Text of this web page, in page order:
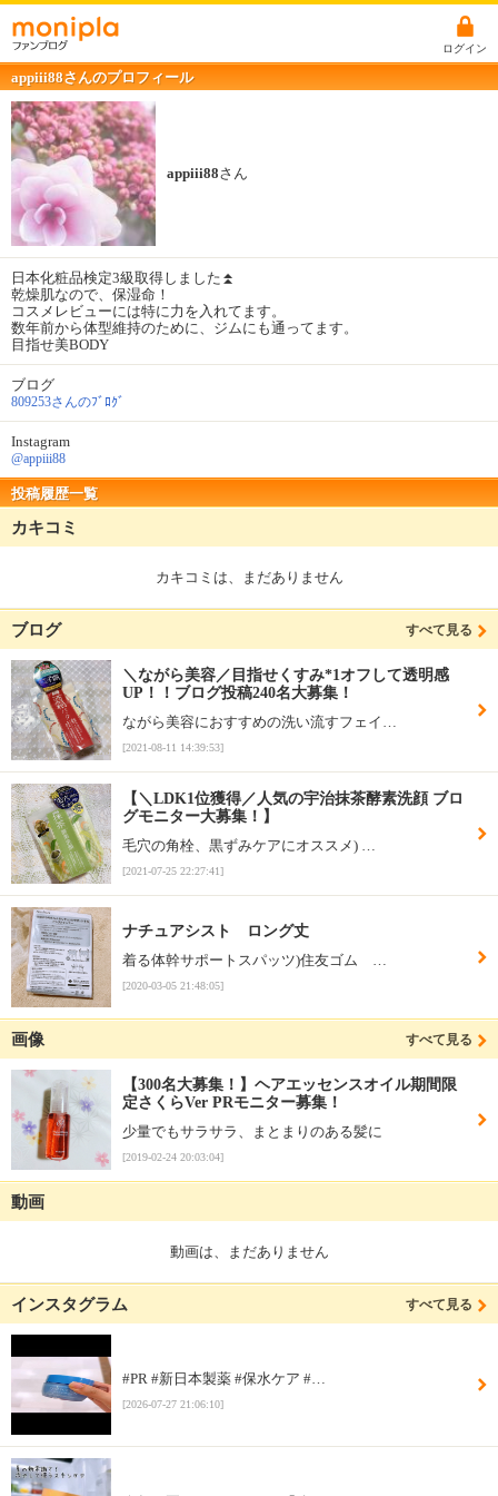
ログイン
appiii88さんのプロフィール
appiii88さん
日本化粧品検定3級取得しました⏫
乾燥肌なので、保湿命！
コスメレビューには特に力を入れてます。
数年前から体型維持のために、ジムにも通ってます。
目指せ美BODY
ブログ
809253さんのﾌﾞﾛｸﾞ
Instagram
@appiii88
投稿履歴一覧
カキコミ
カキコミは、まだありません
ブログ すべて見る
＼ながら美容／目指せくすみ*1オフして透明感
UP！！ブログ投稿240名大募集！
ながら美容におすすめの洗い流すフェイ…
[2021-08-11 14:39:53]
【＼LDK1位獲得／人気の宇治抹茶酵素洗顔 ブロ
グモニター大募集！】
毛穴の角栓、黒ずみケアにオススメ) …
[2021-07-25 22:27:41]
ナチュアシスト ロング丈
着る体幹サポートスパッツ)住友ゴム …
[2020-03-05 21:48:05]
画像 すべて見る
【300名大募集！】ヘアエッセンスオイル期間限
定さくらVer PRモニター募集！
少量でもサラサラ、まとまりのある髪に
[2019-02-24 20:03:04]
動画
動画は、まだありません
インスタグラム すべて見る
#PR #新日本製薬 #保水ケア #…
[2026-07-27 21:06:10]